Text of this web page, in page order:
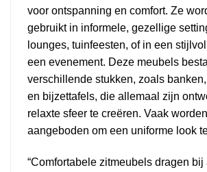
voor ontspanning en comfort. Ze
gebruikt in informele, gezellige
lounges, tuinfeesten, of in een
een evenement. Deze meubels
verschillende stukken, zoals
en bijzettafels, die allemaal zijn
relaxte sfeer te creëren. Vaak
aangeboden om een uniforme look
“Comfortabele zitmeubels dragen